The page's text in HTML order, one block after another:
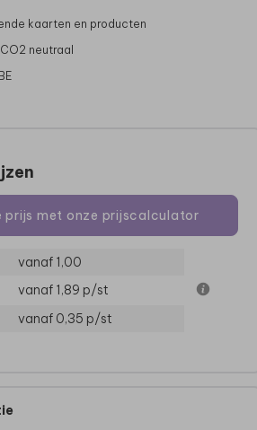
kaarten en producten
neutraal
prijs met onze prijscalculator
vanaf 1,00
vanaf 1,89 p/st
vanaf 0,35 p/st